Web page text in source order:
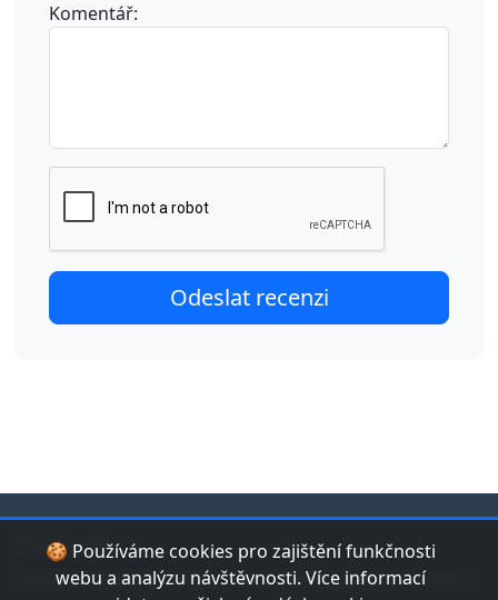
Komentář:
🍪 Používáme cookies pro zajištění funkčnosti
webu a analýzu návštěvnosti. Více informací
jduplavat.cz
Nejlepší databáze bazénů a koupališť v České republice.